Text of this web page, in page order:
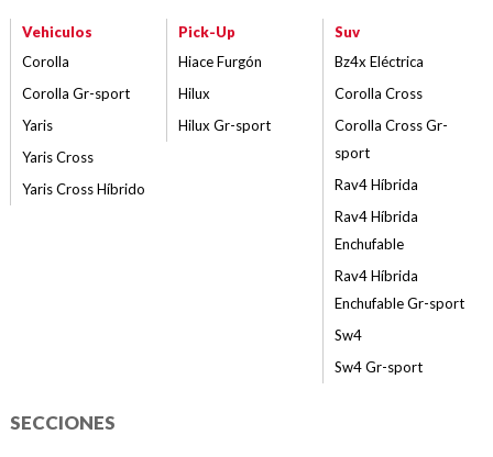
Vehiculos
Corolla
Corolla Gr-sport
Yaris
Yaris Cross
Yaris Cross Híbrido
Pick-Up
Hiace Furgón
Hilux
Hilux Gr-sport
Suv
Bz4x Eléctrica
Corolla Cross
Corolla Cross Gr-
sport
Rav4 Híbrida
Rav4 Híbrida
Enchufable
Rav4 Híbrida
Enchufable Gr-sport
Sw4
Sw4 Gr-sport
SECCIONES